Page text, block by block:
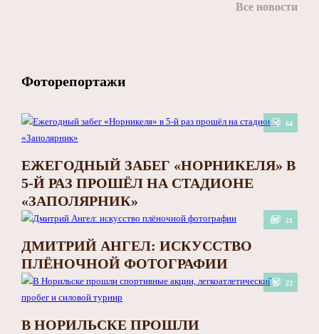
Все новости
Фоторепортажи
64
ЕЖЕГОДНЫЙ ЗАБЕГ «НОРНИКЕЛЯ» В
5-Й РАЗ ПРОШЁЛ НА СТАДИОНЕ
«ЗАПОЛЯРНИК»
21
ДМИТРИЙ АНГЕЛ: ИСКУССТВО
ПЛЁНОЧНОЙ ФОТОГРАФИИ
22
В НОРИЛЬСКЕ ПРОШЛИ